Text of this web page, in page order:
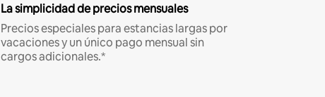
La simplicidad de precios mensuales
Precios especiales para estancias largas por
vacaciones y un único pago mensual sin
cargos adicionales.*